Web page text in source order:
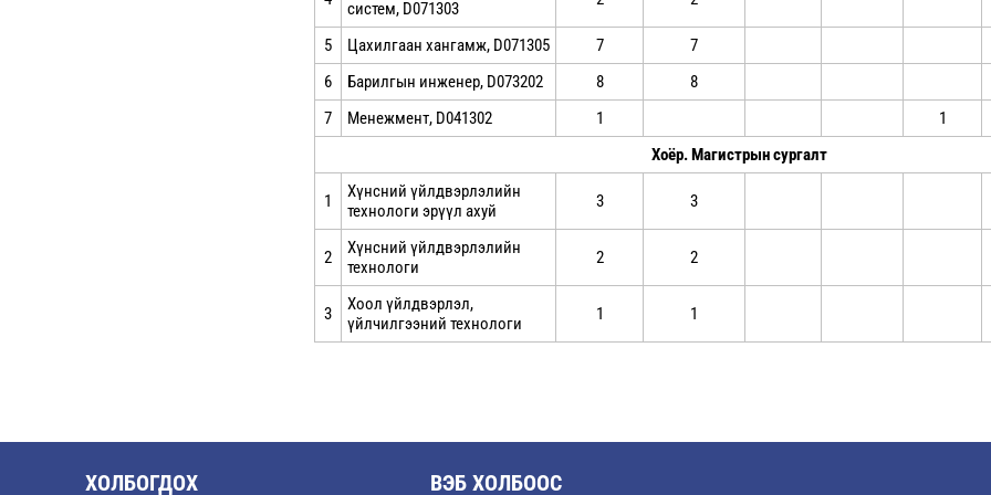
систем, D071303
5 Цахилгаан хангамж, D071305 7
7
6
Барилгын инженер, D073202 8
8
7
Менежмент, D041302 1
1
Хоёр. Магистрын сургалт
1
Хүнсний үйлдвэрлэлийн
технологи эрүүл ахуй
3 3
2
Хүнсний үйлдвэрлэлийн
технологи
2 2
3
Хоол үйлдвэрлэл,
үйлчилгээний технологи
1 1
ХОЛБОГДОХ ВЭБ ХОЛБООС